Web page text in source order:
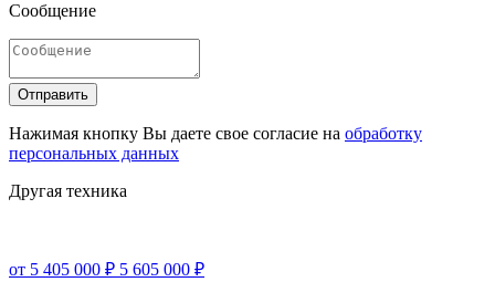
Сообщение
Отправить
Нажимая кнопку Вы даете свое согласие на обработку
персональных данных
Другая техника
от 5 405 000 ₽ 5 605 000 ₽